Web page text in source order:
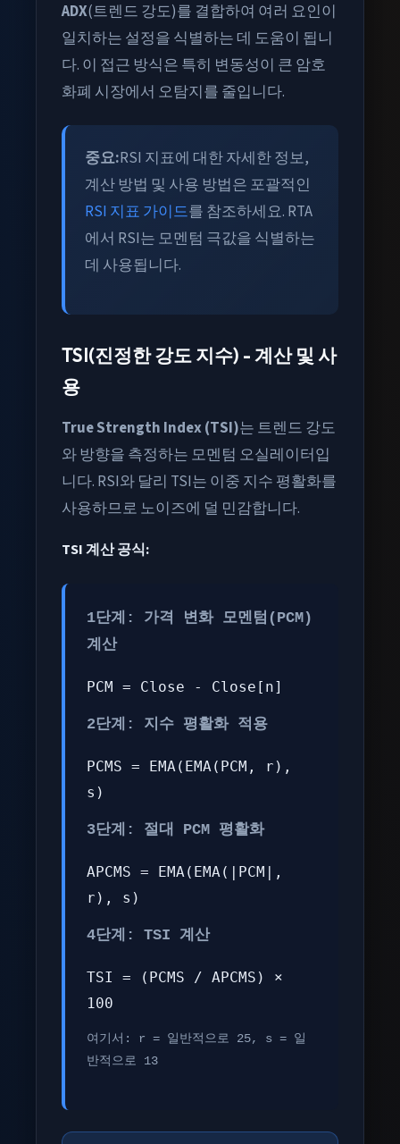
ADX(트렌드 강도)를 결합하여 여러 요인이
일치하는 설정을 식별하는 데 도움이 됩니
다. 이 접근 방식은 특히 변동성이 큰 암호
화폐 시장에서 오탐지를 줄입니다.
중요:RSI 지표에 대한 자세한 정보,
계산 방법 및 사용 방법은 포괄적인
RSI 지표 가이드를 참조하세요. RTA
에서 RSI는 모멘텀 극값을 식별하는
데 사용됩니다.
TSI(진정한 강도 지수) - 계산 및 사
용
True Strength Index (TSI)는 트렌드 강도
와 방향을 측정하는 모멘텀 오실레이터입
니다. RSI와 달리 TSI는 이중 지수 평활화를
사용하므로 노이즈에 덜 민감합니다.
TSI 계산 공식:
1단계: 가격 변화 모멘텀(PCM)
계산
PCM = Close - Close[n]
2단계: 지수 평활화 적용
PCMS = EMA(EMA(PCM, r),
s)
3단계: 절대 PCM 평활화
APCMS = EMA(EMA(|PCM|,
r), s)
4단계: TSI 계산
TSI = (PCMS / APCMS) ×
100
여기서: r = 일반적으로 25, s = 일
반적으로 13